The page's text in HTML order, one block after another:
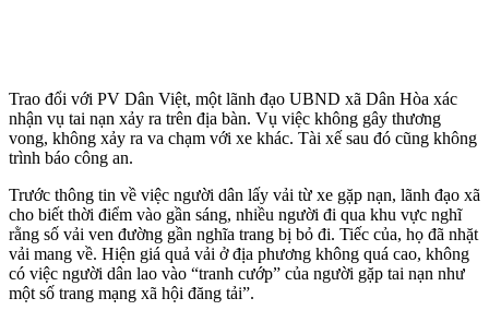
Trao đổi với PV Dân Việt, một lãnh đạo UBND xã Dân Hòa xác
nhận vụ tai nạn xảy ra trên địa bàn. Vụ việc không gây thương
vong, không xảy ra va chạm với xe khác. Tài xế sau đó cũng không
trình báo công an.
Trước thông tin về việc người dân lấy vải từ xe gặp nạn, lãnh đạo xã
cho biết thời điểm vào gần sáng, nhiều người đi qua khu vực nghĩ
rằng số vải ven đường gần nghĩa trang bị bỏ đi. Tiếc của, họ đã nhặt
vải mang về. Hiện giá quả vải ở địa phương không quá cao, không
có việc người dân lao vào “tranh cướp” của người gặp tai nạn như
một số trang mạng xã hội đăng tải”.